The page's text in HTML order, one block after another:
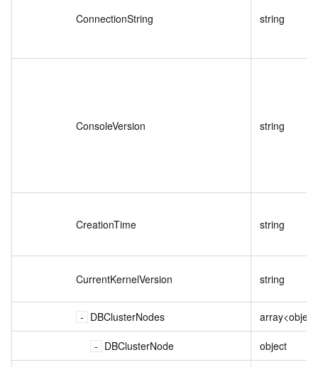
ConnectionString string
ConsoleVersion string
CreationTime string
CurrentKernelVersion string
DBClusterNodes
DBClusterNode object